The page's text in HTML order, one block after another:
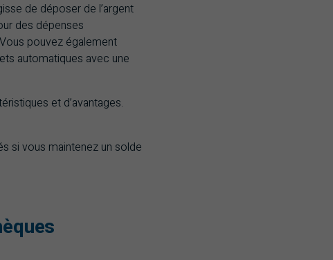
de déposer de l’argent
des dépenses
pouvez également
automatiques avec une
et d’avantages.
si vous maintenez un solde